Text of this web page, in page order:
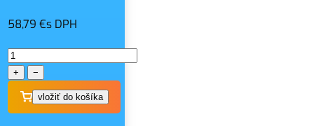
58,79 €s DPH
+ −